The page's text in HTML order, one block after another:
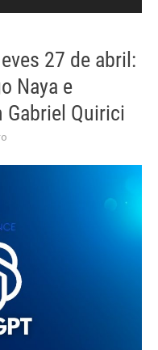
27 de abril:
Naya e
Quirici